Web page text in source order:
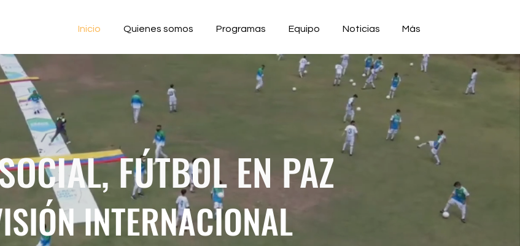
Inicio Quienes somos Programas Equipo Noticias Más
FÚTBOL EN PAZ
INTERNACIONAL